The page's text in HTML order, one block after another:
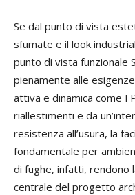
Se dal punto di vista
sfumate e il look
punto di vista funzionale
pienamente alle
attiva e dinamica come
riallestimenti e da
resistenza all’usura, la
fondamentale per
di fughe, infatti, rendono
centrale del progetto